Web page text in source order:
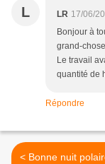
L LR 17/06/
Bonjour à
grand-
Le travail
quantité de
Répondre
< Bonne nuit